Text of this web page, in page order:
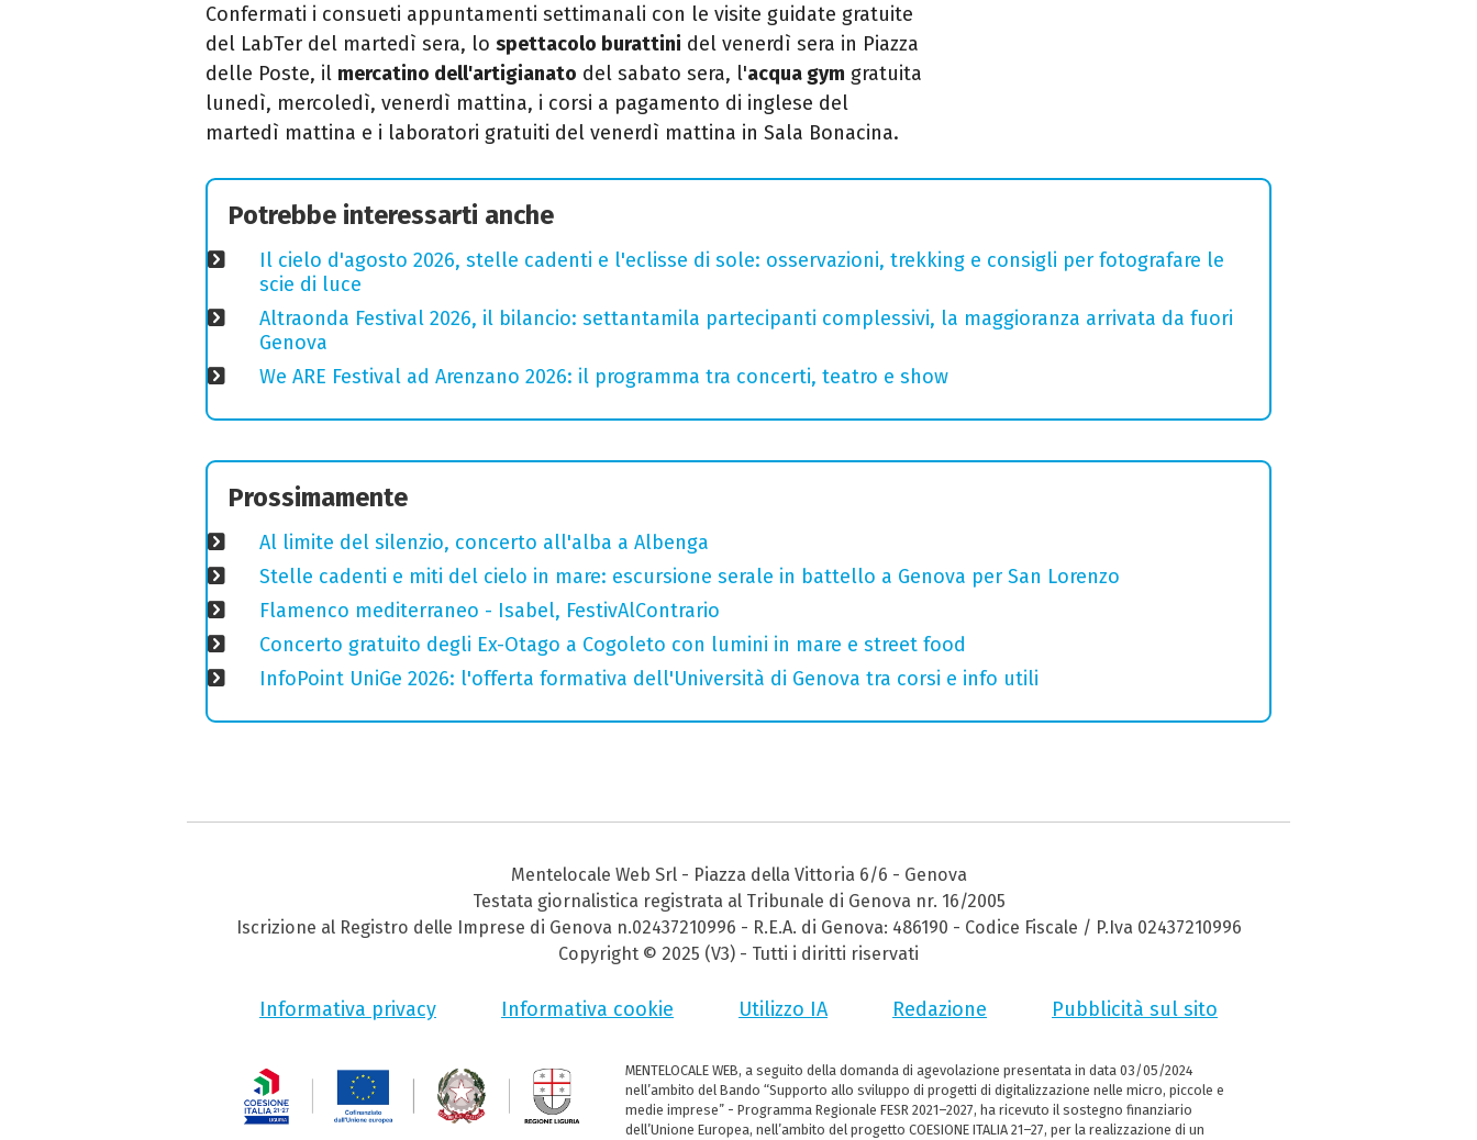
Confermati i consueti appuntamenti settimanali con le visite guidate gratuite
del LabTer del martedì sera, lo spettacolo burattini del venerdì sera in Piazza
delle Poste, il mercatino dell'artigianato del sabato sera, l'acqua gym gratuita
lunedì, mercoledì, venerdì mattina, i corsi a pagamento di inglese del
martedì mattina e i laboratori gratuiti del venerdì mattina in Sala Bonacina.
Potrebbe interessarti anche
Il cielo d'agosto 2026, stelle cadenti e l'eclisse di sole: osservazioni, trekking e consigli per fotografare le
scie di luce
Altraonda Festival 2026, il bilancio: settantamila partecipanti complessivi, la maggioranza arrivata da fuori
Genova
We ARE Festival ad Arenzano 2026: il programma tra concerti, teatro e show
Prossimamente
Al limite del silenzio, concerto all'alba a Albenga
Stelle cadenti e miti del cielo in mare: escursione serale in battello a Genova per San Lorenzo
Flamenco mediterraneo - Isabel, FestivAlContrario
Concerto gratuito degli Ex-Otago a Cogoleto con lumini in mare e street food
InfoPoint UniGe 2026: l'offerta formativa dell'Università di Genova tra corsi e info utili
Mentelocale Web Srl - Piazza della Vittoria 6/6 - Genova
Testata giornalistica registrata al Tribunale di Genova nr. 16/2005
Iscrizione al Registro delle Imprese di Genova n.02437210996 - R.E.A. di Genova: 486190 - Codice Fiscale / P.Iva 02437210996
Copyright © 2025 (V3) - Tutti i diritti riservati
Informativa privacy Informativa cookie Utilizzo IA Redazione Pubblicità sul sito
MENTELOCALE WEB, a seguito della domanda di agevolazione presentata in data 03/05/2024
nell’ambito del Bando “Supporto allo sviluppo di progetti di digitalizzazione nelle micro, piccole e
medie imprese” - Programma Regionale FESR 2021–2027, ha ricevuto il sostegno finanziario
dell’Unione Europea, nell’ambito del progetto COESIONE ITALIA 21–27, per la realizzazione di un